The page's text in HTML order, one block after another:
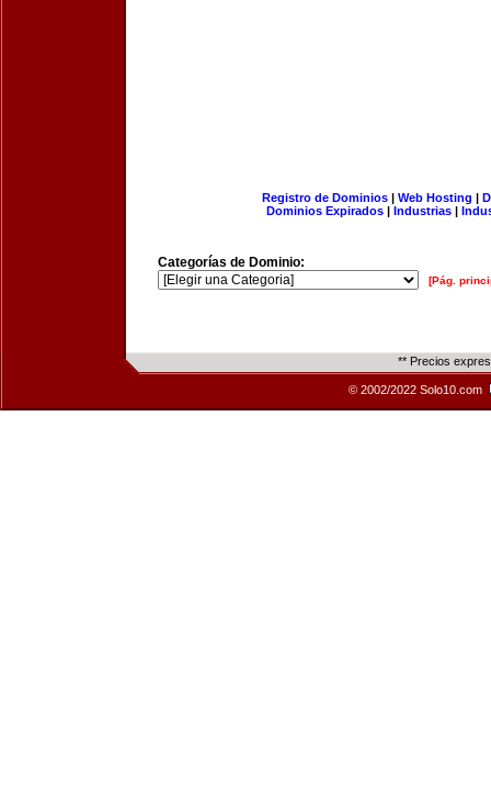
Registro de Dominios| Web Hosting |
Dominios Expirados | Industrias |
Categorías de Dominio:
[Pág.
** Precios
© 2002/2022 Solo10.com